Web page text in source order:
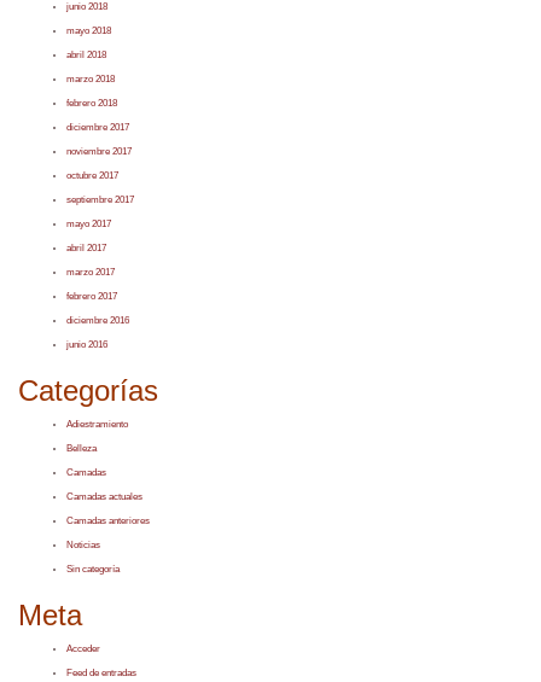
junio 2018
mayo 2018
abril 2018
marzo 2018
febrero 2018
diciembre 2017
noviembre 2017
octubre 2017
septiembre 2017
mayo 2017
abril 2017
marzo 2017
febrero 2017
diciembre 2016
junio 2016
Categorías
Adiestramiento
Belleza
Camadas
Camadas actuales
Camadas anteriores
Noticias
Sin categoría
Meta
Acceder
Feed de entradas